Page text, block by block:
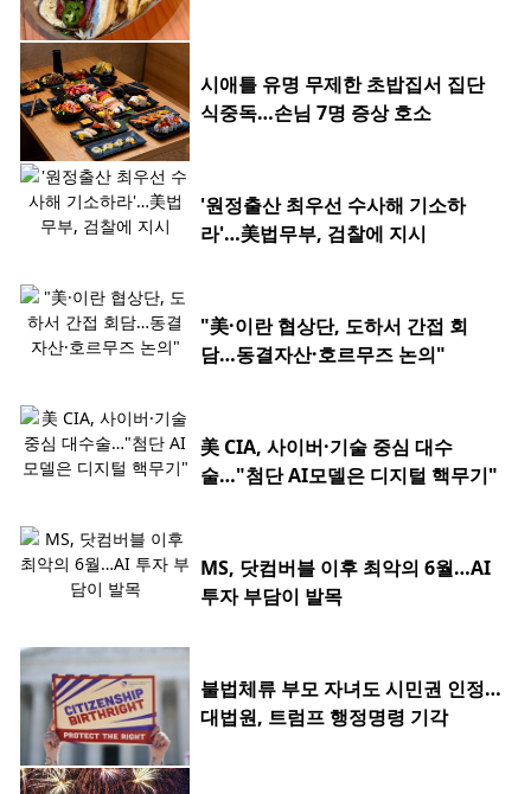
시애틀 유명 무제한 초밥집서 집단
식중독…손님 7명 증상 호소
'원정출산 최우선 수사해 기소하
라'…美법무부, 검찰에 지시
"美·이란 협상단, 도하서 간접 회
담…동결자산·호르무즈 논의"
美 CIA, 사이버·기술 중심 대수
술…"첨단 AI모델은 디지털 핵무기"
MS, 닷컴버블 이후 최악의 6월…AI
투자 부담이 발목
불법체류 부모 자녀도 시민권 인정…
대법원, 트럼프 행정명령 기각